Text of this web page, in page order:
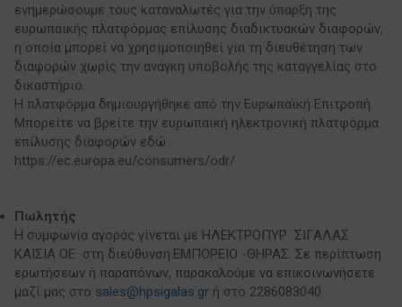
ενημερώσουμε τους καταναλωτές για την ύπαρξη της
ευρωπαϊκής πλατφόρμας επίλυσης διαδικτυακών διαφορών,
η οποία μπορεί να χρησιμοποιηθεί για τη διευθέτηση των
διαφορών χωρίς την ανάγκη υποβολής της καταγγελίας στο
δικαστήριο.
Η πλατφόρμα δημιουργήθηκε από την Ευρωπαϊκή Επιτροπή.
Μπορείτε να βρείτε την ευρωπαϊκή ηλεκτρονική πλατφόρμα
επίλυσης διαφορών εδώ:
https://ec.europa.eu/consumers/odr/
Πωλητής
Η συμφωνία αγοράς γίνεται με ΗΛΕΚΤΡΟΠΥΡ ΣΙΓΑΛΑΣ
ΚΑΙΣΙΑ ΟΕ στη διεύθυνση:ΕΜΠΟΡΕΙΟ -ΘΗΡΑΣ. Σε περίπτωση
ερωτήσεων ή παραπόνων, παρακαλούμε να επικοινωνήσετε
μαζί μας στο sales@hpsigalas.gr ή στο 2286083040.